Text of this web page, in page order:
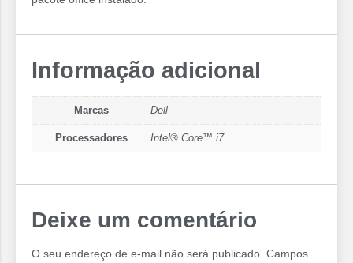
Informação adicional
Marcas Dell
Processadores Intel® Core™ i7
Deixe um comentário
O seu endereço de e-mail não será publicado. Campos